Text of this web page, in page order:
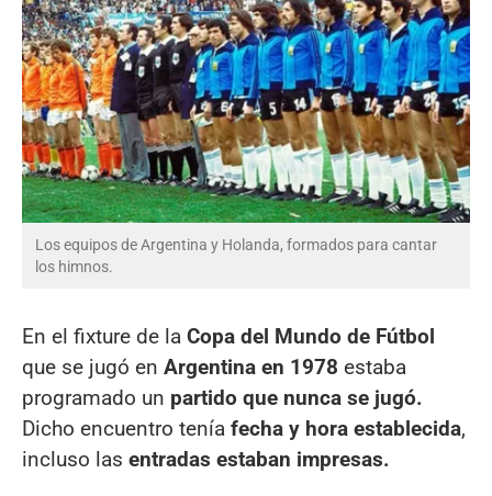
Los equipos de Argentina y Holanda, formados para cantar
los himnos.
En el fixture de la Copa del Mundo de Fútbol
que se jugó en Argentina en 1978 estaba
programado un partido que nunca se jugó.
Dicho encuentro tenía fecha y hora establecida,
incluso las entradas estaban impresas.